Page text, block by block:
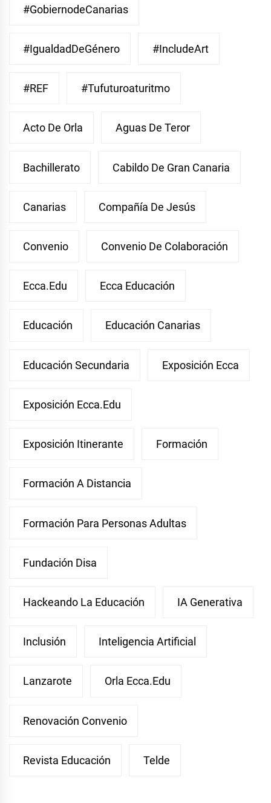
#GobiernodeCanarias
#IgualdadDeGénero #IncludeArt
#REF #Tufuturoaturitmo
Acto De Orla Aguas De Teror
Bachillerato Cabildo De Gran Canaria
Canarias Compañía De Jesús
Convenio Convenio De Colaboración
Ecca.edu Ecca Educación
Educación Educación Canarias
Educación Secundaria Exposición Ecca
Exposición Ecca.edu
Exposición Itinerante Formación
Formación A Distancia
Formación Para Personas Adultas
Fundación Disa
Hackeando La Educación IA Generativa
Inclusión Inteligencia Artificial
Lanzarote Orla Ecca.edu
Renovación Convenio
Revista Educación Telde